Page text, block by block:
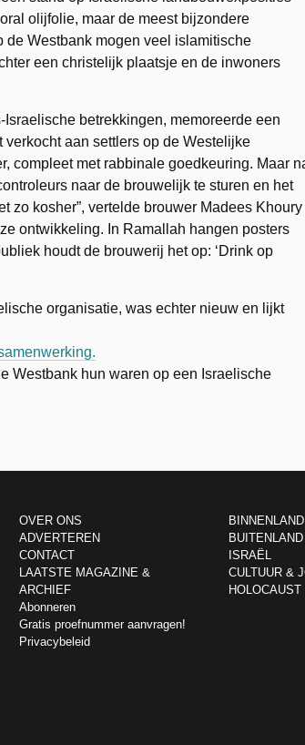
olijfolie, maar de meest bijzondere
de Westbank mogen veel islamitische
een christelijk plaatsje en de inwoners
betrekkingen, memoreerde een
aan settlers op de Westelijke
compleet met rabbinale goedkeuring. Maar
naar de brouwelijk te sturen en het
zo kosher”, vertelde brouwer Madees Khoury
ontwikkeling. In Ramallah hangen posters
houdt de brouwerij het op: ‘Drink op
organisatie, was echter nieuw en lijkt
Westbank hun waren op een Israelische
OVER ONS
ADVERTEREN
CONTACT
LAATSTE MAGAZINE &
ARCHIEF
Abonneren
Gratis proefnummer aanvragen!
Privacybeleid
BINNENLAND
BUITENLAND
ISRAËL
CULTUUR &
HOLOCAUST